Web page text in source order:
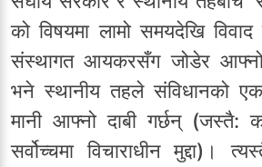
को विषयमा लामो समयदेखि
संस्थागत आयकरसँग जोडेर आफ्नो
भने स्थानीय तहले संविधानको
मानी आफ्नो दाबी गर्छन् (जस्तै:
सर्वोच्चमा विचाराधीन मुद्दा)।